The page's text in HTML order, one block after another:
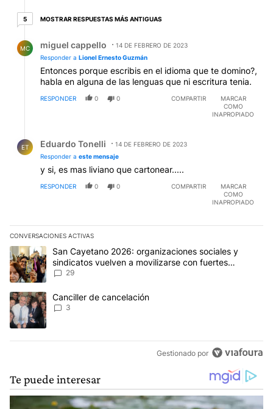
55 respuestas más antiguas
MOSTRAR RESPUESTAS MÁS ANTIGUAS
MC miguel cappello
14 DE FEBRERO DE 2023
Responder a Lionel Ernesto Guzmán
Entonces porque escribis en el idioma que te domino?,
habla en alguna de las lenguas que ni escritura tenia.
RESPONDER 0 0 COMPARTIR
MARCAR
COMO
INAPROPIADO
ET Eduardo Tonelli
14 DE FEBRERO DE 2023
Responder a este mensaje
y si, es mas liviano que cartonear.....
RESPONDER 0 0 COMPARTIR
MARCAR
COMO
INAPROPIADO
CONVERSACIONES ACTIVAS
Este listado muestra los artículos con más comentarios en los
Un artículo de tendencia con el título "San Cayetano 2026:
San Cayetano 2026: organizaciones sociales y
sindicatos vuelven a movilizarse con fuertes
reclamos al Gobierno
29
Un artículo de tendencia con el título "Canciller de cancelación"
Canciller de cancelación
3
Gestionado por